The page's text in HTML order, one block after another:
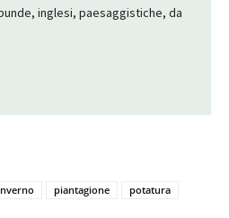
inglesi, paesaggistiche, da
piantagione
potatura